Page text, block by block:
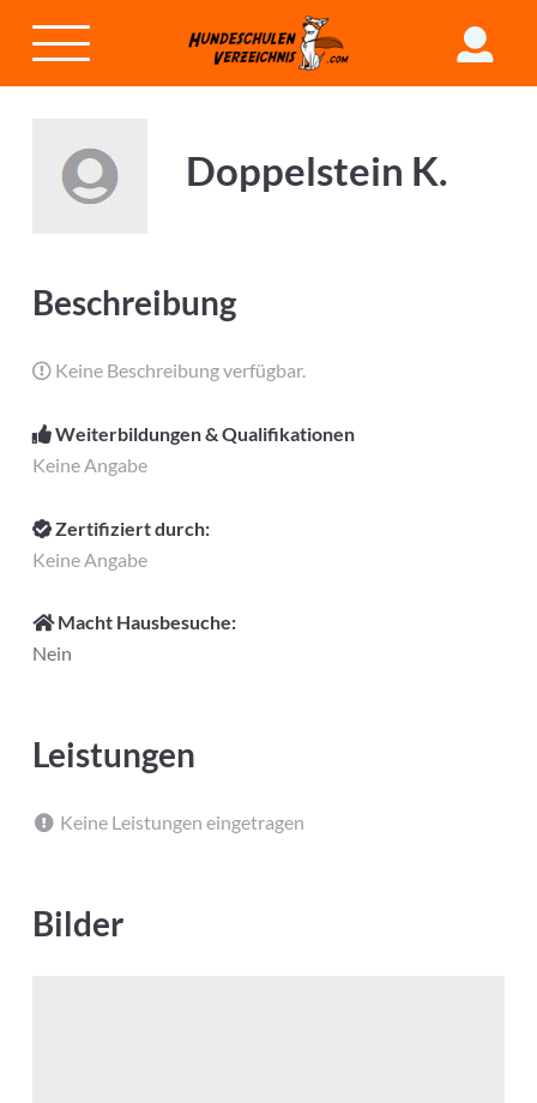
Doppelstein K.
Beschreibung
Keine Beschreibung verfügbar.
Weiterbildungen & Qualifikationen
Keine Angabe
Zertifiziert durch:
Keine Angabe
Macht Hausbesuche:
Nein
Leistungen
Keine Leistungen eingetragen
Bilder